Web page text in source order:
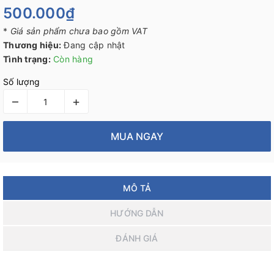
500.000₫
* Giá sản phẩm chưa bao gồm VAT
Thương hiệu: Đang cập nhật
Tình trạng: Còn hàng
Số lượng
– +
MUA NGAY
MÔ TẢ
HƯỚNG DẪN
ĐÁNH GIÁ